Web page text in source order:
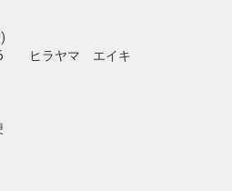
ヒラヤマ エイキ